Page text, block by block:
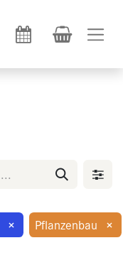
× Pflanzenbau ×